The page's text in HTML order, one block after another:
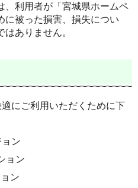
、利用者が「宮城県ホームペ
に被った損害、損失につい
ありません。
にご利用いただくために下
ン
ョン
ン